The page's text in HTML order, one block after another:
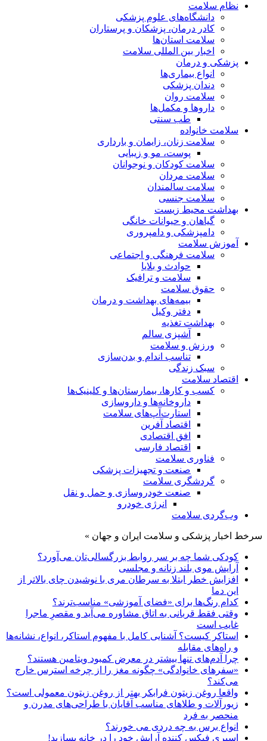
نظام سلامت
دانشگاه‌های علوم پزشکی
کادر درمان، پزشکان و پرستاران
سلامت استان‌ها
اخبار بین المللی سلامت
پزشکی و درمان
انواع بیماری‌ها
دندان پزشکی
سلامت روان
داروها و مکمل‌ها
طب سنتی
سلامت خانواده
سلامت زنان، زایمان و بارداری
پوست، مو و زیبایی
سلامت کودکان و نوجوانان
سلامت مردان
سلامت سالمندان
سلامت جنسی
بهداشت محیط زیست
گیاهان و حیوانات خانگی
دامپزشکی و دامپروری
آموزش سلامت
سلامت فرهنگی و اجتماعی
حوادث و بلایا
سلامت و ترافیک
حقوق سلامت
بیمه‌های بهداشت و درمان
دفتر وکیل
بهداشت تغذیه
آشپزی سالم
ورزش و سلامت
تناسب اندام و بدن‌سازی
سبک زندگی
اقتصاد سلامت
کسب و کارها، بیمارستان‌ها و کلینیک‌ها
داروخانه‌ها و داروسازی
استارت‌آپ‌های سلامت
اقتصاد آفرین
افق اقتصادی
اقتصاد فارسی
فناوری سلامت
صنعت و تجهیزات پزشکی
گردشگری سلامت
صنعت خودروسازی و حمل و نقل
انرژی خودرو
وب‌گردی سلامت
سرخط اخبار پزشکی و سلامت ایران و جهان »
کودکی شما چه بر سر روابط بزرگسالی‌تان می‌آورد؟
آرایش موی بلند زنانه و مجلسی
افزایش خطر ابتلا به سرطان مری با نوشیدن چای بالاتر از
این دما
کدام رنگ‌ها برای «فضای آموزشی» مناسب‌ترند؟
وقتی فقط قربانی به اتاق مشاوره می‌آید و مقصرِ ماجرا
غایب است
استاکر کیست؟ آشنایی کامل با مفهوم استاکر، انواع، نشانه‌ها
و راه‌های مقابله
چرا آدم‌های تنها بیشتر در معرض کمبود ویتامین هستند؟
«سفرهای خانوادگی» چگونه مغز را از چرخه استرس خارج
می‌کند؟
واقعا روغن زیتون فرابکر بهتر از روغن زیتون معمولی است؟
زیورآلات و طلاهای مناسب آقایان با طراحی‌های مدرن و
منحصر به فرد
انواع برس به چه دردی می خورند؟
اسپری فیکس کننده آرایش خود را در خانه بسازید!